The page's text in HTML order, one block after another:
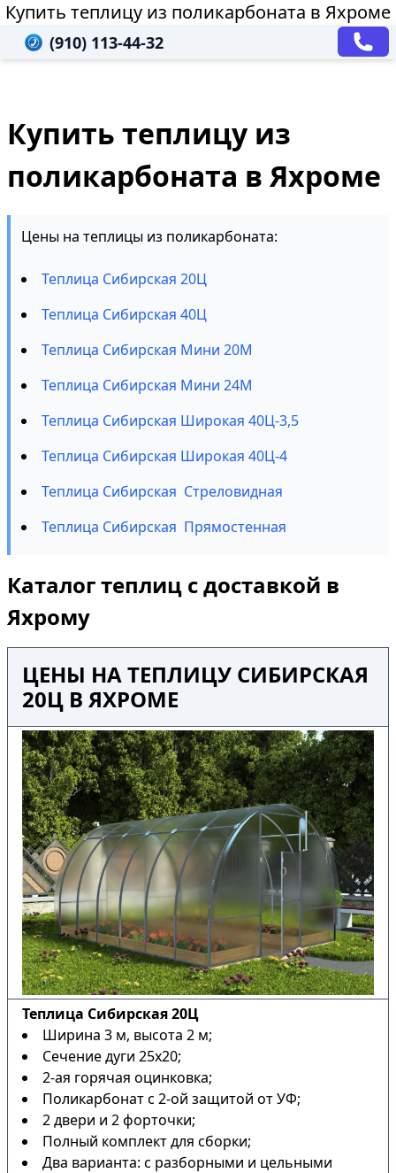
Купить теплицу из поликарбоната в Яхроме
(910) 113-44-32
Купить теплицу из
поликарбоната в Яхроме
Цены на теплицы из поликарбоната:
Теплица Сибирская 20Ц
Теплица Сибирская 40Ц
Теплица Сибирская Мини 20М
Теплица Сибирская Мини 24М
Теплица Сибирская Широкая 40Ц-3,5
Теплица Сибирская Широкая 40Ц-4
Теплица Сибирская Стреловидная
Теплица Сибирская Прямостенная
Каталог теплиц с доставкой в
Яхрому
ЦЕНЫ НА ТЕПЛИЦУ СИБИРСКАЯ
20Ц В ЯХРОМЕ
Теплица Сибирская 20Ц
Ширина 3 м, высота 2 м;
Сечение дуги 25х20;
2-ая горячая оцинковка;
Поликарбонат с 2-ой защитой от УФ;
2 двери и 2 форточки;
Полный комплект для сборки;
Два варианта: с разборными и цельными